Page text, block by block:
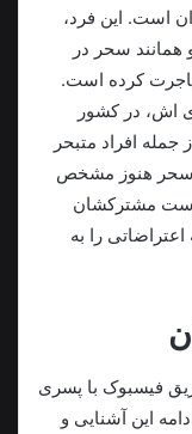
است. این فرد،
سحر در
کرده است.
اش، در کشور
جمله افراد متبحر
سحر هنوز مشخص
مشترکشان
را به
فیسبوک با پسری
این آشنایی و